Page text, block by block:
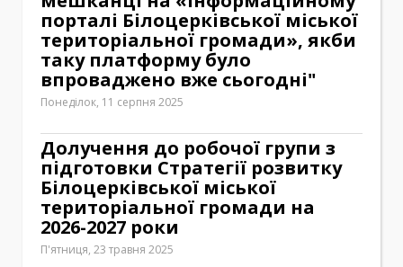
порталі Білоцерківської міської
територіальної громади», якби
таку платформу було
впроваджено вже сьогодні"
Понеділок, 11 серпня 2025
Долучення до робочої групи з
підготовки Стратегії розвитку
Білоцерківської міської
територіальної громади на
2026-2027 роки
П'ятниця, 23 травня 2025